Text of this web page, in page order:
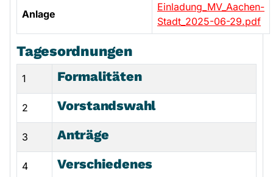
Anlage
Einladung_MV_Aachen-
Stadt_2025-06-29.pdf
Tagesordnungen
1 Formalitäten
2 Vorstandswahl
3 Anträge
4 Verschiedenes